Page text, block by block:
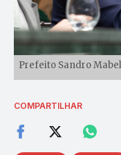
Prefeito Sandro
COMPARTILHAR